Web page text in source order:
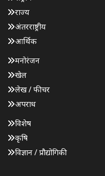
राज्य
अंतरराष्ट्रीय
आर्थिक
मनोरंजन
खेल
लेख / फीचर
अपराध
विशेष
कृषि
विज्ञान / प्रौद्योगिकी